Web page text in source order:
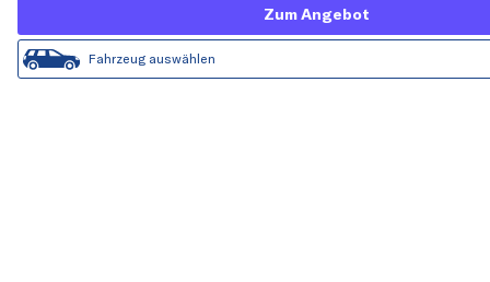
Zum Angebot
Fahrzeug auswählen